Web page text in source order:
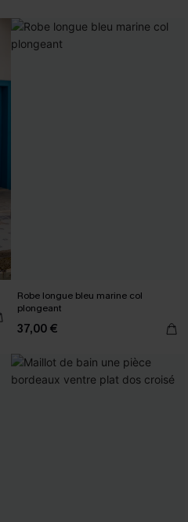
Robe longue bleu marine col
plongeant
37,00 €